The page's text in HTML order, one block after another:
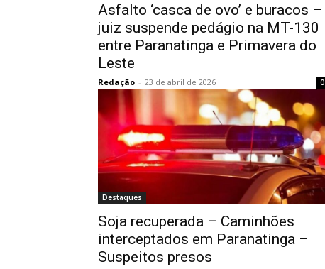
Asfalto ‘casca de ovo’ e buracos –
juiz suspende pedágio na MT-130
entre Paranatinga e Primavera do
Leste
Redação - 23 de abril de 2026 0
Destaques
Soja recuperada – Caminhões
interceptados em Paranatinga –
Suspeitos presos